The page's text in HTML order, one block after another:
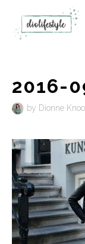
2016-
by Dionne